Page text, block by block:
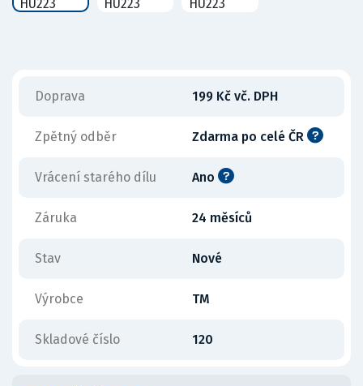
Doprava 199 Kč vč. DPH
Zpětný odběr Zdarma po celé ČR
Vrácení starého dílu Ano
Záruka 24 měsíců
Stav Nové
Výrobce TM
Skladové číslo 120